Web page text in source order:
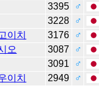
3395
♂
3228
♂
이치 3176
♂
오 3087
♂
3091
♂
이치 2949
♂